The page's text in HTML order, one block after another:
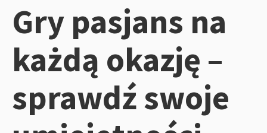
Gry pasjans na
każdą okazję –
sprawdź swoje